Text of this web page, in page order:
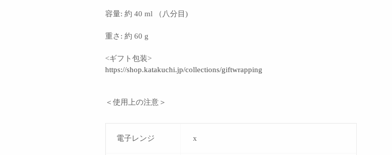
容量: 約 40 ml （八分目)
重さ: 約 60 g
<ギフト包装>
https://shop.katakuchi.jp/collections/giftwrapping
＜使用上の注意＞
電子レンジ x